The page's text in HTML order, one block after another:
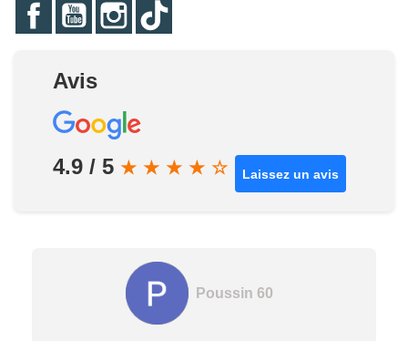
FacebookYouTubeInstagram
Avis
4.9 / 5 ★ ★ ★ ★ ☆ Laissez un avis
Poussin 60